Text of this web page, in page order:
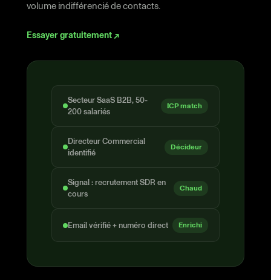
volume indifférencié de contacts.
Essayer gratuitement ↗
Secteur SaaS B2B, 50-
200 salariés
ICP match
Directeur Commercial
identifié
Décideur
Signal : recrutement SDR en
cours
Chaud
Email vérifié + numéro direct Enrichi